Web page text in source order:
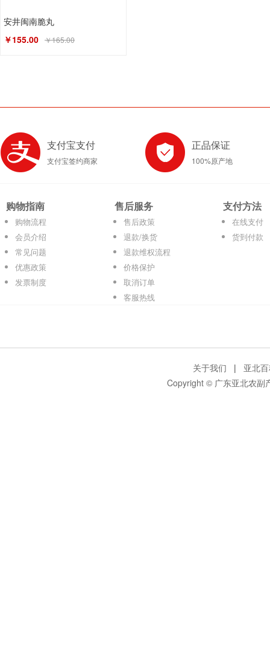
安井闽南脆丸
￥155.00 ￥165.00
支付宝支付
支付宝签约商家
正品保证
100%原产地
购物指南
购物流程
会员介绍
常见问题
优惠政策
发票制度
售后服务
售后政策
退款/换货
退款维权流程
价格保护
取消订单
客服热线
支付方法
在线支付
货到付款
关于我们 | 亚北
Copyright © 广东亚北农副